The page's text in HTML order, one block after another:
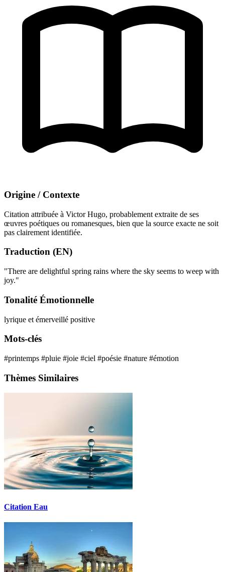
Origine / Contexte
Citation attribuée à Victor Hugo, probablement extraite de ses
œuvres poétiques ou romanesques, bien que la source exacte ne soit
pas clairement identifiée.
Traduction (EN)
"There are delightful spring rains where the sky seems to weep with
joy."
Tonalité Émotionnelle
lyrique et émerveillé positive
Mots-clés
#printemps #pluie #joie #ciel #poésie #nature #émotion
Thèmes Similaires
Citation Eau